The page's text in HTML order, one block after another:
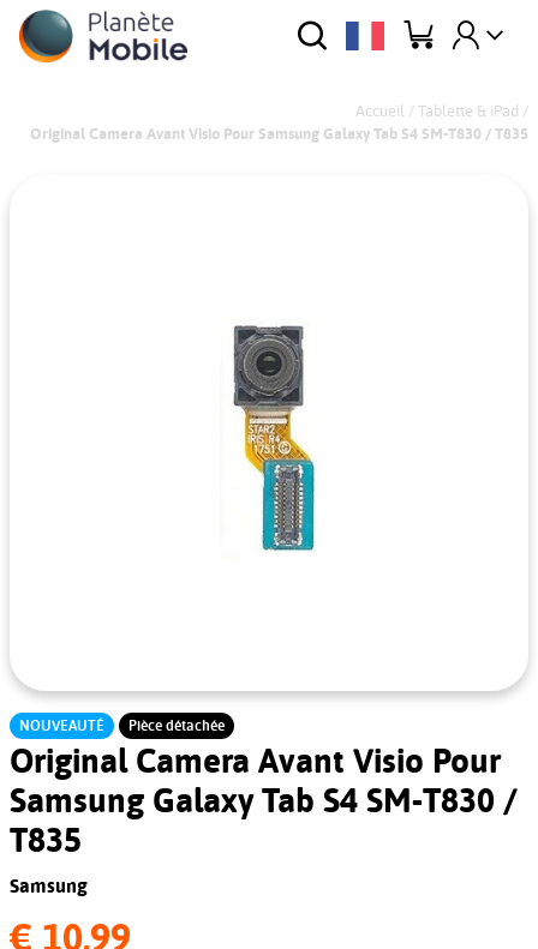
Accueil / Tablette & iPad /
Original Camera Avant Visio Pour Samsung Galaxy Tab S4 SM-T830 / T835
NOUVEAUTÉ Pièce détachée
Original Camera Avant Visio Pour
Samsung Galaxy Tab S4 SM-T830 /
T835
Samsung
€ 10,99